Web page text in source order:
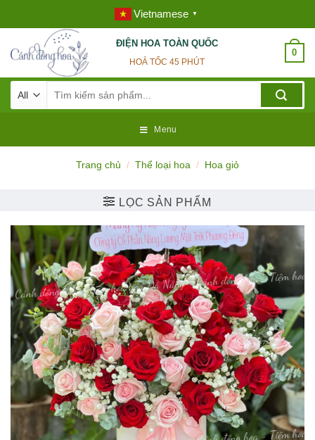
to
content
Vietnamese ▼
ĐIỆN HOA TOÀN QUỐC
HOẢ TỐC 45 PHÚT
0
kiếm:
Menu
Trang chủ / Thể loại hoa / Hoa giỏ
LỌC SẢN PHẨM